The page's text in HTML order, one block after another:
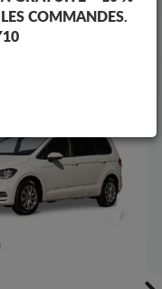
COMMANDES.